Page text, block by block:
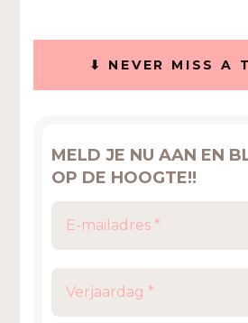
⬇ NEVER MISS A
MELD JE NU AAN EN
OP DE HOOGTE!!